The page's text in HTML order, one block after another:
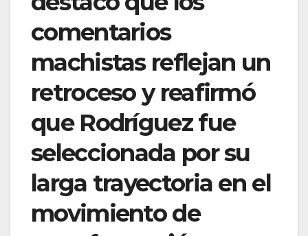
comentarios
machistas reflejan un
retroceso y reafirmó
que Rodríguez fue
seleccionada por su
larga trayectoria en el
movimiento de